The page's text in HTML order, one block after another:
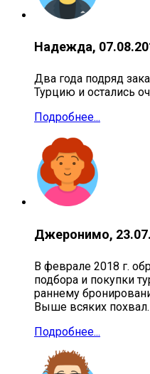
Надежда,
Два года подряд
Турцию и остались
Подробнее...
Джеронимо,
В феврале 2018 г.
подбора и покупки
раннему
Выше всяких похвал.
Подробнее...